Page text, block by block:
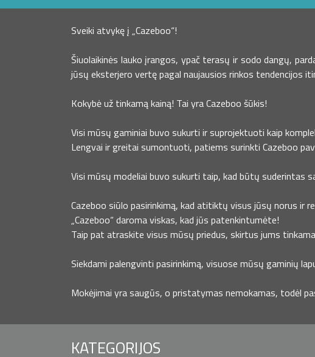
Sveiki atvykę į „Cazeboo“!
Šiuolaikinės lauko įrangos, ypač terasų ir sodo dangų,
jūsų eksterjero vertę pagal naujausios rinkos tendencijos
Kokybė už tinkamą kainą! Tai yra Cazeboo šūkis!
Visi mūsų gaminiai buvo sukurti ir suprojektuoti kaip
Lengvai ir greitai sumontuoti, patiems surinkti Cazeboo
Visi mūsų modeliai buvo sukurti taip, kad būtų suderintas
Cazeboo siūlo pasirinkimą, kad atitiktų visus jūsų norus ir
„Cazeboo“ daroma viskas, kad jūs patenkintumėte!
Taip pat atraskite visus mūsų priedus, skirtus jums
Siekdami palengvinti pasirinkimą, visuose mūsų gaminių
Mokėjimai yra saugūs, o pristatymas nemokamas, todėl
KATEGORIJOS